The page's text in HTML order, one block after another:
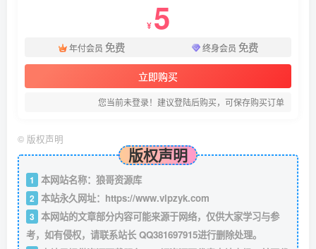
¥ 5
年付会员 免费 终身会员 免费
立即购买
您当前未登录！建议登陆后购买，可保存购买订单
© 版权声明
版权声明
1 本网站名称：狼哥资源库
2 本站永久网址： https://www.vipzyk.com
3 本网站的文章部分内容可能来源于网络，仅供大家学习与参
考，如有侵权，请联系站长 QQ381697915进行删除处理。